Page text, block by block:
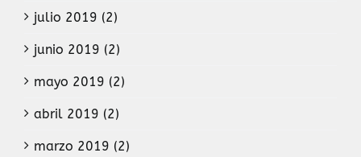
julio 2019 (2)
junio 2019 (2)
mayo 2019 (2)
abril 2019 (2)
marzo 2019 (2)